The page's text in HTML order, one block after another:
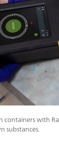
with
substances.